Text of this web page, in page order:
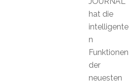
hat die
intelligente
n
Funktionen
der
neuesten